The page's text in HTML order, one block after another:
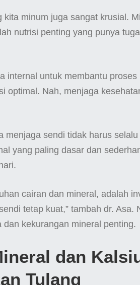
minum juga sangat krusial.
nutrisi penting yang punya
internal untuk membantu
optimal. Nah, menjaga
menjaga sendi tidak harus
yang paling dasar dan
cairan dan mineral, adalah
tetap kuat,” tambah dr. Asa.
kekurangan mineral penting.
dan
Tulang